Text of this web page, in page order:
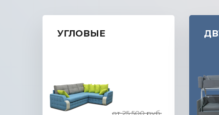
УГЛОВЫЕ
от 25 500 руб.